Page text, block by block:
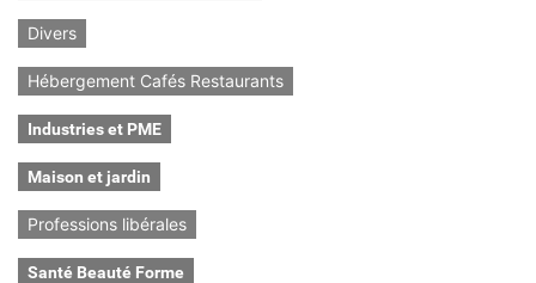
Divers
Hébergement Cafés Restaurants
Industries et PME
Maison et jardin
Professions libérales
Santé Beauté Forme